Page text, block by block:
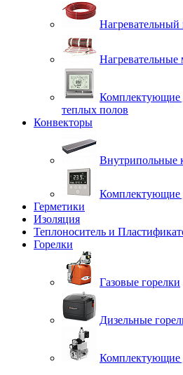
Нагревательный
Нагревательные
Комплектующие
теплых полов
Конвекторы
Внутрипольные
Комплектующие
Герметики
Изоляция
Теплоноситель и
Горелки
Газовые горелки
Дизельные
Комплектующие